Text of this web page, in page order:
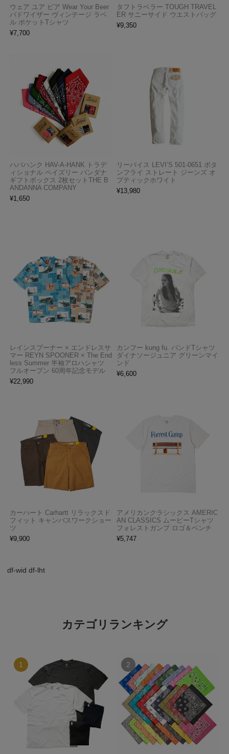
ウェア ユア ビア Wear Your Beer
バドワイザー ヴィンテージ ラベ
ル ポケットTシャツ
¥7,700
タフトラベラー TOUGH TRAVEL
ER サニーサイド ウエストバッグ
¥9,350
ハバハンク HAV-A-HANK トラデ
ィショナル ペイズリー バンダナ
ギフトボックス 2枚セットTHE B
ANDANNA COMPANY
¥1,650
リーバイス LEVI’S 501-0651 ボタ
ンフライ ストレート ジーンズ オ
プティックホワイト
¥13,980
レインスプーナー × エンドレスサ
マー REYN SPOONER × The End
less Summer 半袖アロハシャツ
フルオープン 60周年記念モデル
¥22,990
カンフー kung fu. バンドTシャツ
ダイナソージュニア グリーンマイ
ンド
¥6,600
カーハート Carhartt リラックスド
フィット キャンバスワークショー
ツ
¥9,900
アメリカンクラシックス AMERIC
AN CLASSICS ムービーTシャツ
フォレストガンプ ロゴ＆ベンチ
¥5,747
df-wid df-lht
カテゴリランキング